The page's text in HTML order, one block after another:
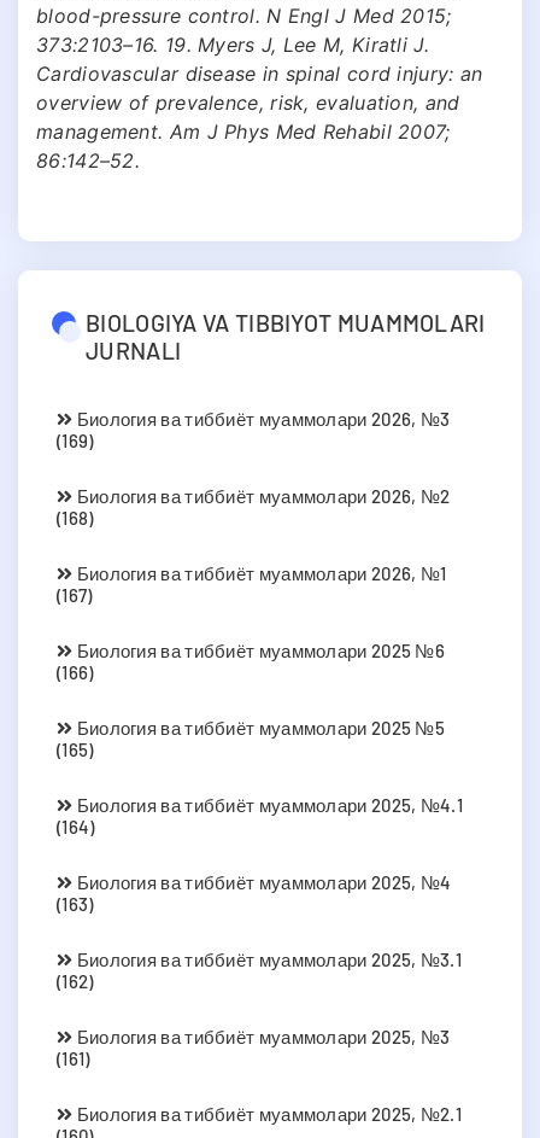
blood-pressure control. N Engl J Med 2015;
373:2103–16. 19. Myers J, Lee M, Kiratli J.
Cardiovascular disease in spinal cord injury: an
overview of prevalence, risk, evaluation, and
management. Am J Phys Med Rehabil 2007;
86:142–52.
BIOLOGIYA VA TIBBIYOT MUAMMOLARI
JURNALI
Биология ва тиббиёт муаммолари 2026, №3
(169)
Биология ва тиббиёт муаммолари 2026, №2
(168)
Биология ва тиббиёт муаммолари 2026, №1
(167)
Биология ва тиббиёт муаммолари 2025 №6
(166)
Биология ва тиббиёт муаммолари 2025 №5
(165)
Биология ва тиббиёт муаммолари 2025, №4.1
(164)
Биология ва тиббиёт муаммолари 2025, №4
(163)
Биология ва тиббиёт муаммолари 2025, №3.1
(162)
Биология ва тиббиёт муаммолари 2025, №3
(161)
Биология ва тиббиёт муаммолари 2025, №2.1